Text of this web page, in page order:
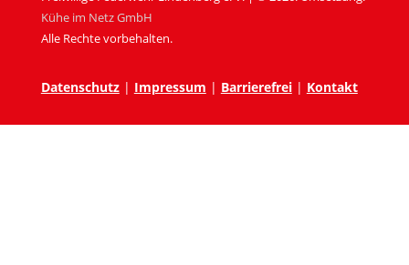
Kühe im Netz GmbH
Alle Rechte vorbehalten.
Datenschutz | Impressum | Barrierefrei| Kontakt